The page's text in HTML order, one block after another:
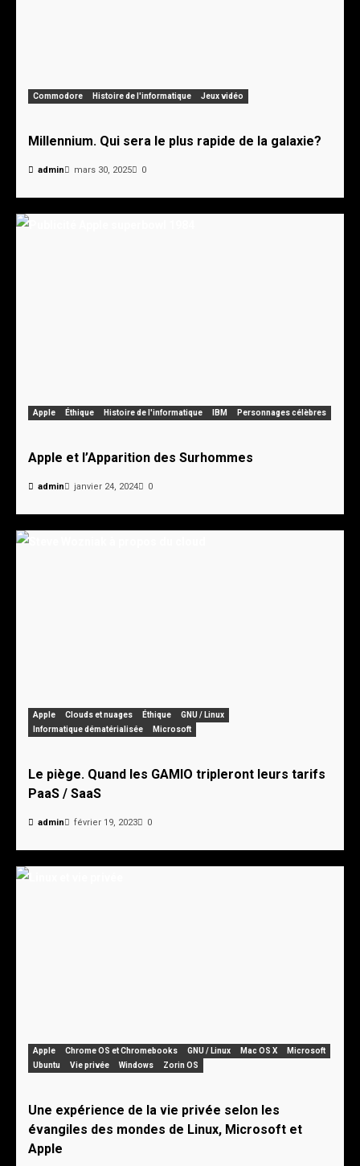
Commodore Histoire de l'informatique Jeux vidéo
Millennium. Qui sera le plus rapide de la galaxie?
admin mars 30, 2025 0
Apple Éthique Histoire de l'informatique IBM Personnages célèbres
Apple et l’Apparition des Surhommes
admin janvier 24, 2024 0
Apple Clouds et nuages Éthique
GNU / Linux
Informatique dématérialisée
Microsoft
Le piège. Quand les GAMIO tripleront leurs tarifs
PaaS / SaaS
admin février 19, 2023 0
Apple Chrome OS et Chromebooks GNU / Linux Mac OS X
Microsoft
Ubuntu
Vie privée Windows Zorin OS
Une expérience de la vie privée selon les
évangiles des mondes de Linux, Microsoft et
Apple